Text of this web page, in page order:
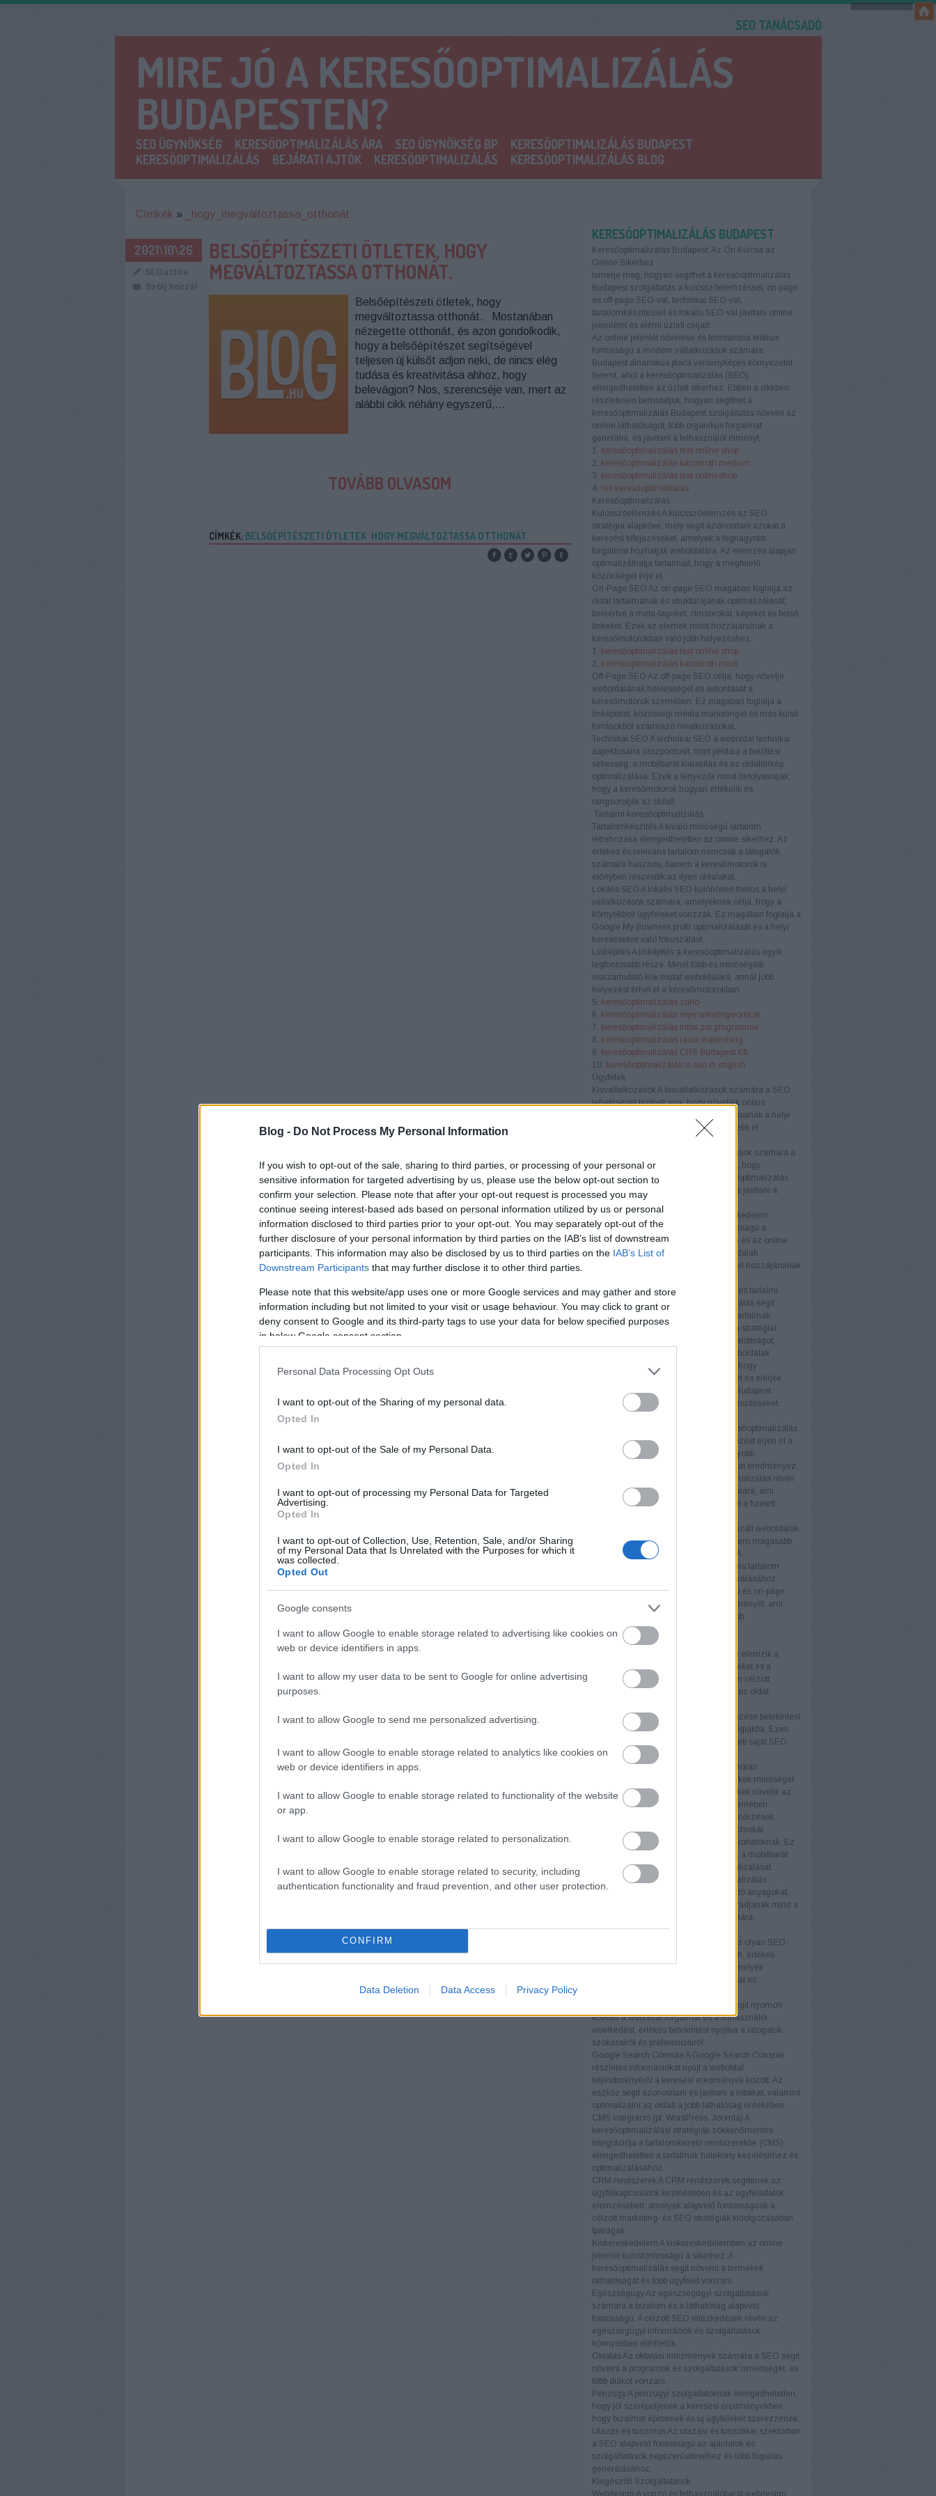
Blog - Do Not Process My Personal Information
If you wish to opt-out of the sale, sharing to third parties, or processing of your personal or
sensitive information for targeted advertising by us, please use the below opt-out section to
confirm your selection. Please note that after your opt-out request is processed you may
continue seeing interest-based ads based on personal information utilized by us or personal
information disclosed to third parties prior to your opt-out. You may separately opt-out of the
further disclosure of your personal information by third parties on the IAB’s list of downstream
participants. This information may also be disclosed by us to third parties on the IAB’s List of
Downstream Participants that may further disclose it to other third parties.
Please note that this website/app uses one or more Google services and may gather and store
information including but not limited to your visit or usage behaviour. You may click to grant or
deny consent to Google and its third-party tags to use your data for below specified purposes
in below Google consent section.
Personal Data Processing Opt Outs
I want to opt-out of the Sharing of my personal data.
Opted In
I want to opt-out of the Sale of my Personal Data.
Opted In
I want to opt-out of processing my Personal Data for Targeted
Advertising.
Opted In
I want to opt-out of Collection, Use, Retention, Sale, and/or Sharing
of my Personal Data that Is Unrelated with the Purposes for which it
was collected.
Opted Out
Google consents
I want to allow Google to enable storage related to advertising like cookies on
web or device identifiers in apps.
I want to allow my user data to be sent to Google for online advertising
purposes.
I want to allow Google to send me personalized advertising.
I want to allow Google to enable storage related to analytics like cookies on
web or device identifiers in apps.
I want to allow Google to enable storage related to functionality of the website
or app.
I want to allow Google to enable storage related to personalization.
I want to allow Google to enable storage related to security, including
authentication functionality and fraud prevention, and other user protection.
CONFIRM
Data Deletion Data Access Privacy Policy
SEO TANÁCSADÓ
MIRE JÓ A KERESŐOPTIMALIZÁLÁS
BUDAPESTEN?
SEO ÜGYNÖKSÉG KERESŐOPTIMALIZÁLÁS ÁRA SEO ÜGYNÖKSÉG BP
KERESŐOPTIMALIZÁLÁS BUDAPEST
KERESŐOPTIMALIZÁLÁS
BEJÁRATI AJTÓK KERESŐOPTIMALIZÁLÁS KERESŐOPTIMALIZÁLÁS BLOG
Címkék » _hogy_megváltoztassa_otthonát.
2021\10\26
SEOattila
Szólj hozzá!
BELSŐÉPÍTÉSZETI ÖTLETEK, HOGY
MEGVÁLTOZTASSA OTTHONÁT.
Belsőépítészeti ötletek, hogy
megváltoztassa otthonát. Mostanában
nézegette otthonát, és azon gondolkodik,
hogy a belsőépítészet segítségével
teljesen új külsőt adjon neki, de nincs elég
tudása és kreativitása ahhoz, hogy
belevágjon? Nos, szerencséje van, mert az
alábbi cikk néhány egyszerű,…
TOVÁBB OLVASOM
CÍMKÉK: BELSŐÉPÍTÉSZETI ÖTLETEK HOGY MEGVÁLTOZTASSA OTTHONÁT.
KERESŐOPTIMALIZÁLÁS BUDAPEST
Keresőoptimalizálás Budapest: Az Ön Kulcsa az
Online Sikerhez
Ismerje meg, hogyan segíthet a keresőoptimalizálás
Budapest szolgáltatás a kulcsszóelemzéssel, on-page
és off-page SEO-val, technikai SEO-val,
tartalomkészítéssel és lokális SEO-val javítani online
jelenlétét és elérni üzleti céljait.
Az online jelenlét növelése és fenntartása kritikus
fontosságú a modern vállalkozások számára.
Budapest dinamikus piaca versenyképes környezetet
teremt, ahol a keresőoptimalizálás (SEO)
elengedhetetlen az üzleti sikerhez. Ebben a cikkben
részletesen bemutatjuk, hogyan segíthet a
keresőoptimalizálás Budapest szolgáltatás növelni az
online láthatóságot, több organikus forgalmat
generálni, és javítani a felhasználói élményt.
1. keresőoptimalizálás test online shop
2. keresőoptimalizálás karcsiroth medium
3. keresőoptimalizálás test onlineshop
4. reit keresőoptimalitálás
Keresőoptimalizálás
KulcsszóelemzésA kulcsszóelemzés az SEO
stratégia alapköve, mely segít azonosítani azokat a
keresési kifejezéseket, amelyek a legnagyobb
forgalmat hozhatják weboldalára. Az elemzés alapján
optimalizálhatja tartalmait, hogy a megfelelő
közönséget érje el.
On-Page SEO Az on-page SEO magában foglalja az
oldal tartalmának és struktúrájának optimalizálását,
beleértve a meta-tageket, címsorokat, képeket és belső
linkeket. Ezek az elemek mind hozzájárulnak a
keresőmotorokban való jobb helyezéshez.
1. keresőoptimalizálás test online shop
2. keresőoptimalizálás karcsiroth medi
Off-Page SEO Az off-page SEO célja, hogy növelje
weboldalának hitelességét és autoritását a
keresőmotorok szemében. Ez magában foglalja a
linképítést, közösségi média marketinget és más külső
forrásokból származó hivatkozásokat.
Technikai SEO A technikai SEO a weboldal technikai
aspektusaira összpontosít, mint például a betöltési
sebesség, a mobilbarát kialakítás és az oldaltérkép
optimalizálása. Ezek a tényezők mind befolyásolják,
hogy a keresőmotorok hogyan értékelik és
rangsorolják az oldalt.
Tartalmi keresőoptimalizálás
TartalomkészítésA kiváló minőségű tartalom
létrehozása elengedhetetlen az online sikerhez. Az
értékes és releváns tartalom nemcsak a látogatók
számára hasznos, hanem a keresőmotorok is
előnyben részesítik az ilyen oldalakat.
Lokális SEO A lokális SEO különösen fontos a helyi
vállalkozások számára, amelyeknek célja, hogy a
környékbeli ügyfeleket vonzzák. Ez magában foglalja a
Google My Business profil optimalizálását és a helyi
keresésekre való fókuszálást.
LinképítésA linképítés a keresőoptimalizálás egyik
legfontosabb része. Minél több és minőségibb
visszamutató link mutat weboldalára, annál jobb
helyezést érhet el a keresőmotorokban.
5. keresőoptimalizálás zoho
6. keresőoptimalizálás mymarketingworld.at
7. keresőoptimalizálás infos zur programme
8. keresőoptimalizálás raoul wallenberg
9. keresőoptimalizálás CRS Budapest Kft.
10. keresőoptimalizálás is seo in english
Ügyfelek
KisvállalkozásokA kisvállalkozások számára a SEO
lehetőséget biztosít arra, hogy növeljék online
láthatóságukat és versenyelőnyhöz jussanak a helyi
piacon. Testreszabott stratégiákkal érhetik el
A középvállalkozások számára a
SEO átfogó megközelítése szükséges, hogy
versenyképesek maradjanak. A keresőoptimalizálás
segít növelni az organikus forgalmat és javítani a
konverziós arányt.
E-kereskedelmi webhelyek
Az e-kereskedelmi
webhelyek számára a SEO kulcsfontosságú a
termékek láthatóságának növelésében és az online
értékesítés fellendítésében. A termékoldalak
optimalizálása és a technikai SEO mind hozzájárulnak
Blogok és tartalmi webhelyek
A blogok és tartalmi
webhelyek számára a keresőoptimalizálás segít
növelni az olvasói bázist és javítani a tartalmak
elérhetőségét. Az értékes tartalom és a stratégiai
kulcsszavak használata növeli a látogatottságot.
A nagyvállalati weboldalak
komplex SEO stratégiákat igényelnek, hogy
hatékonyan növeljék online jelenlétüket és elérjék
üzleti céljaikat. A keresőoptimalizálás Budapest
szolgáltatás támogatja ezeket az erőfeszítéseket.
A keresőoptimalizálás
célja, hogy weboldala magasabb helyezést érjen el a
keresőmotorok találati listáján. Ez nagyobb
láthatóságot és több organikus forgalmat eredményez.
A keresőoptimalizálás révén
több organikus látogató érkezik az oldalára, ami
hosszú távon költséghatékonyabb, mint a fizetett
Az optimalizált weboldalak
nemcsak több látogatót vonzanak, hanem magasabb
konverziós arányt is eredményeznek. A
felhasználóbarát kialakítás és a releváns tartalom
hozzájárulnak a látogatók vásárlókká válásához.
Javított felhasználói élmény
A technikai és on-page
SEO javítja a weboldal felhasználói élményét, ami
hosszabb látogatási időt és alacsonyabb
visszafordulási arányt eredményez.
Módszerek
Az SEO-auditok átfogóan elemzik a
weboldal állapotát, feltárva az erősségeket és a
javítandó területeket. Az auditok alapján célzott
javításokat végezhet, amelyek növelik az oldal
VersenyelemzésA versenytársak elemzése betekintést
nyújt a piaci trendekbe és sikeres stratégiákba. Ezen
információk felhasználásával fejlesztheti saját SEO
stratégiáját és versenyelőnyhöz juthat.
Backlink elemzés
A backlink elemzés során
megvizsgáljuk a weboldalra mutató linkek minőségét
és mennyiségét. A kiváló minőségű linkek növelik az
oldal hitelességét a keresőmotorok szemében.
A technikai ellenőrzések
biztosítják, hogy a weboldal minden technikai
szempontja megfeleljen a legjobb gyakorlatoknak. Ez
magában foglalja a betöltési sebesség, a mobilbarát
kialakítás és az indexelhetőség optimalizálását.
Tartalomoptimalizálás
A tartalomoptimalizálás
folyamatosan javítja az oldalon található anyagokat,
hogy azok relevánsak és vonzóak maradjanak mind a
látogatók, mind a keresőmotorok számára.
Technológiák
Az olyan SEO-
eszközök, mint az Ahrefs és a SEMrush, értékes
adatokat és elemzéseket nyújtanak, amelyek
támogatják a SEO stratégiák kialakítását és
A Google Analytics segít nyomon
követni a weboldal forgalmát és a felhasználói
viselkedést, értékes betekintést nyújtva a látogatók
szokásairól és preferenciáiról.
Google Search Console A Google Search Console
részletes információkat nyújt a weboldal
teljesítményéről a keresési eredmények között. Az
eszköz segít azonosítani és javítani a hibákat, valamint
optimalizálni az oldalt a jobb láthatóság érdekében.
CMS integráció (pl. WordPress, Joomla) A
keresőoptimalizálási stratégiák zökkenőmentes
integrációja a tartalomkezelő rendszerekbe (CMS)
elengedhetetlen a tartalmak hatékony kezeléséhez és
optimalizálásához.
CRM rendszerekA CRM rendszerek segítenek az
ügyfélkapcsolatok kezelésében és az ügyféladatok
elemzésében, amelyek alapvető fontosságúak a
célzott marketing- és SEO stratégiák kidolgozásában.
Iparágak
Kiskereskedelem A kiskereskedelemben az online
jelenlét kulcsfontosságú a sikerhez. A
keresőoptimalizálás segít növelni a termékek
láthatóságát és több ügyfelet vonzani.
EgészségügyAz egészségügyi szolgáltatások
számára a bizalom és a láthatóság alapvető
fontosságú. A célzott SEO intézkedések révén az
egészségügyi információk és szolgáltatások
könnyebben elérhetők.
OktatásAz oktatási intézmények számára a SEO segít
növelni a programok és szolgáltatások ismertségét, és
több diákot vonzani.
PénzügyA pénzügyi szolgáltatóknak elengedhetetlen,
hogy jól szerepeljenek a keresési eredményekben,
hogy bizalmat építsenek és új ügyfeleket szerezzenek.
Utazás és turizmusAz utazási és turisztikai szektorban
a SEO alapvető fontosságú az ajánlatok és
szolgáltatások népszerűsítéséhez és több foglalás
generálásához.
Kiegészítő Szolgáltatások
Webdesign A vonzó és felhasználóbarát webdesign